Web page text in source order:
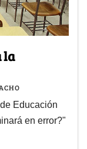
la
Educación
en error?"